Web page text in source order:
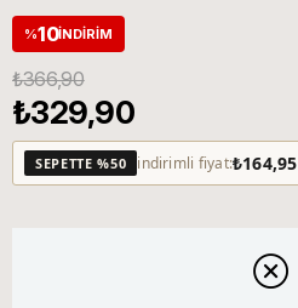
%10İNDIRIM
₺366,90
₺329,90
SEPETTE %50 indirimli fiyat:₺164,95